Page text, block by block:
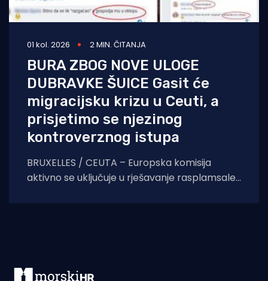
01 kol. 2026 2 MIN. ČITANJA
BURA ZBOG NOVE ULOGE
DUBRAVKE ŠUICE Gasit će
migracijsku krizu u Ceuti, a
prisjetimo se njezinog
kontroverznog istupa
BRUXELLES / CEUTA – Europska komisija
aktivno se uključuje u rješavanje rasplamsale